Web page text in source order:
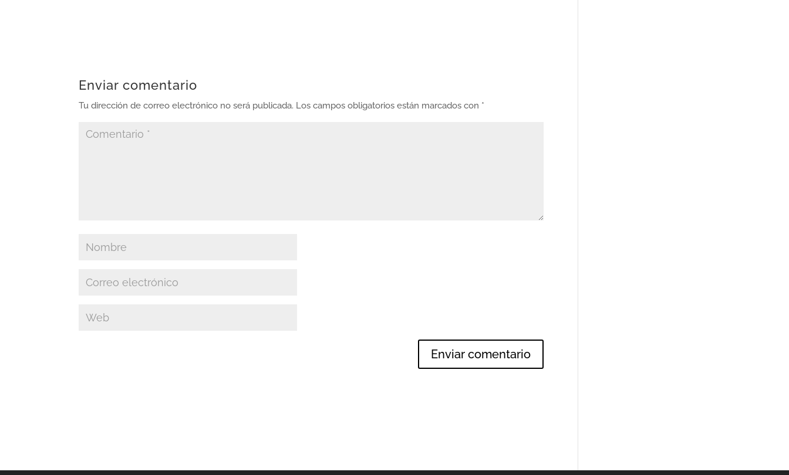
Enviar comentario
Tu dirección de correo electrónico no será publicada. Los campos obligatorios están marcados con *